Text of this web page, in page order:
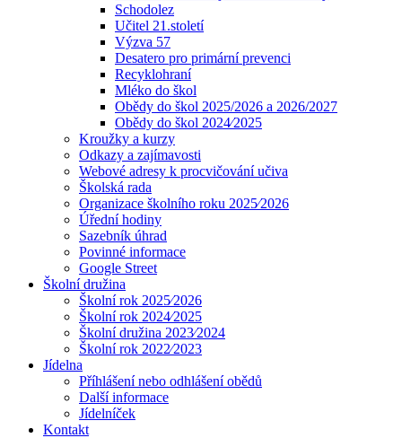
Schodolez
Učitel 21.století
Výzva 57
Desatero pro primární prevenci
Recyklohraní
Mléko do škol
Obědy do škol 2025/2026 a 2026/2027
Obědy do škol 2024⁄2025
Kroužky a kurzy
Odkazy a zajímavosti
Webové adresy k procvičování učiva
Školská rada
Organizace školního roku 2025⁄2026
Úřední hodiny
Sazebník úhrad
Povinné informace
Google Street
Školní družina
Školní rok 2025⁄2026
Školní rok 2024⁄2025
Školní družina 2023⁄2024
Školní rok 2022⁄2023
Jídelna
Příhlášení nebo odhlášení obědů
Další informace
Jídelníček
Kontakt